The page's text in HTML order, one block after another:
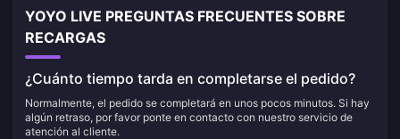
YOYO LIVE PREGUNTAS FRECUENTES SOBRE
RECARGAS
¿Cuánto tiempo tarda en completarse el pedido?
Normalmente, el pedido se completará en unos pocos minutos. Si hay
algún retraso, por favor ponte en contacto con nuestro servicio de
atención al cliente.